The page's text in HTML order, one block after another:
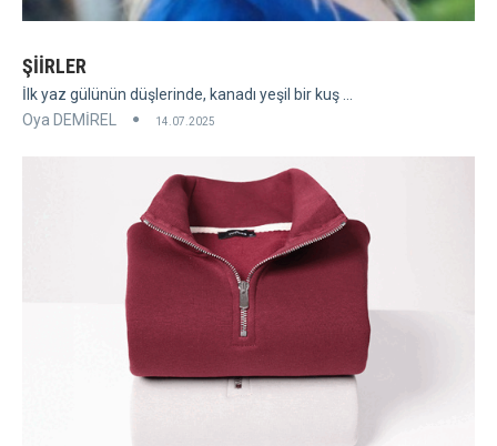
ŞİİRLER
İlk yaz gülünün düşlerinde, kanadı yeşil bir kuş ...
Oya DEMİREL
14.07.2025